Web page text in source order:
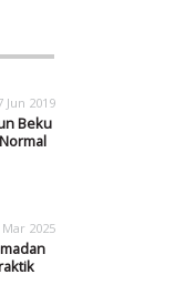
Jun 2019
Beku
Mar 2025